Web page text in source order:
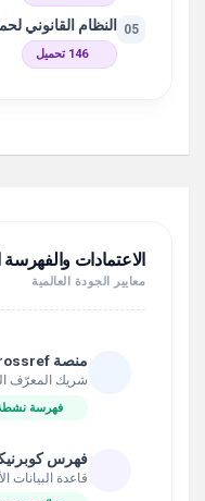
05 النظام القانوني
146 تحميل
الاعتمادات والفهرسة
معايير الجودة العالمية
منصة Crossref العالمية
شريك المعرّف
فهرسة
فهرس
قاعدة البيانات